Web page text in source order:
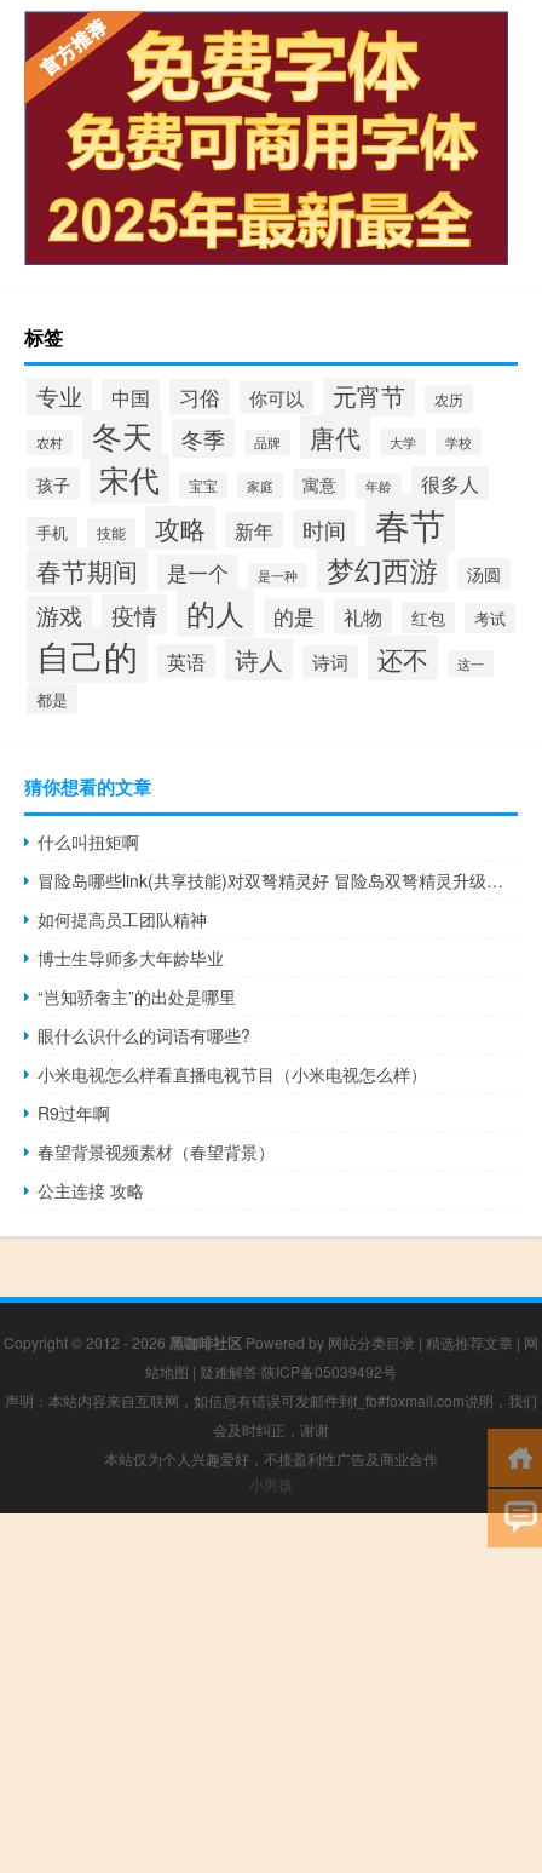
标签
专业 中国 习俗 你可以 元宵节 农历
农村 冬天 冬季 品牌 唐代 大学 学校
孩子 宋代 宝宝 家庭 寓意 年龄 很多人
手机 技能 攻略 新年 时间 春节
春节期间 是一个 是一种 梦幻西游 汤圆
游戏 疫情 的人 的是 礼物 红包 考试
自己的 英语 诗人 诗词 还不 这一
都是
猜你想看的文章
什么叫扭矩啊
冒险岛哪些link(共享技能)对双弩精灵好 冒险岛双弩精灵升级路线
如何提高员工团队精神
博士生导师多大年龄毕业
“岂知骄奢主”的出处是哪里
眼什么识什么的词语有哪些?
小米电视怎么样看直播电视节目（小米电视怎么样）
R9过年啊
春望背景视频素材（春望背景）
公主连接 攻略
Copyright © 2012 - 2026 黑咖啡社区 Powered by 网站分类目录 | 精选推荐文章 | 网
站地图 | 疑难解答 陕ICP备05039492号
声明：本站内容来自互联网，如信息有错误可发邮件到f_fb#foxmail.com说明，我们
会及时纠正，谢谢
本站仅为个人兴趣爱好，不接盈利性广告及商业合作
小男孩